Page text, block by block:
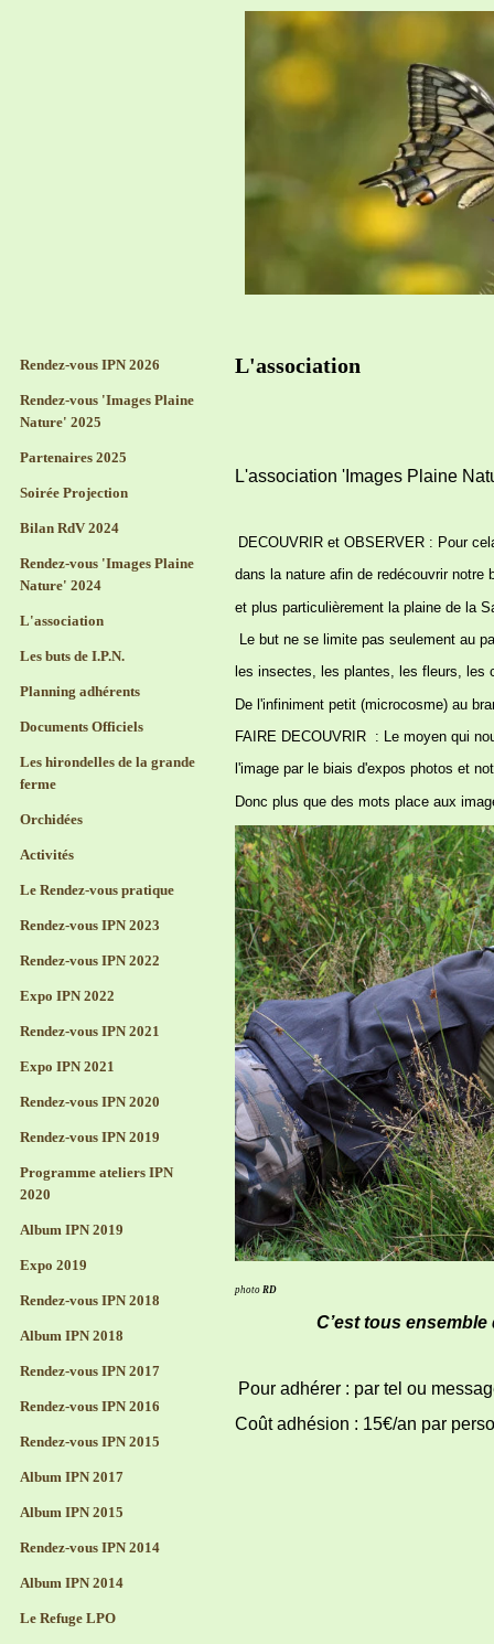
Rendez-vous IPN 2026
Rendez-vous 'Images Plaine
Nature' 2025
Partenaires 2025
Soirée Projection
Bilan RdV 2024
Rendez-vous 'Images Plaine
Nature' 2024
L'association
Les buts de I.P.N.
Planning adhérents
Documents Officiels
Les hirondelles de la grande
ferme
Orchidées
Activités
Le Rendez-vous pratique
Rendez-vous IPN 2023
Rendez-vous IPN 2022
Expo IPN 2022
Rendez-vous IPN 2021
Expo IPN 2021
Rendez-vous IPN 2020
Rendez-vous IPN 2019
Programme ateliers IPN
2020
Album IPN 2019
Expo 2019
Rendez-vous IPN 2018
Album IPN 2018
Rendez-vous IPN 2017
Rendez-vous IPN 2016
Rendez-vous IPN 2015
Album IPN 2017
Album IPN 2015
Rendez-vous IPN 2014
Album IPN 2014
Le Refuge LPO
L'association
L'association 'Images Plaine
DECOUVRIR et OBSERVER : Pour
dans la nature afin de redécouvrir notre
et plus particulièrement la plaine de la
Le but ne se limite pas seulement au
les insectes, les plantes, les fleurs, les
De l'infiniment petit (microcosme) au
FAIRE DECOUVRIR : Le moyen qui
l'image par le biais d'expos photos et
Donc plus que des mots place aux
photo RD
C’est tous
Pour adhérer : par tel ou
Coût adhésion : 15€/an par